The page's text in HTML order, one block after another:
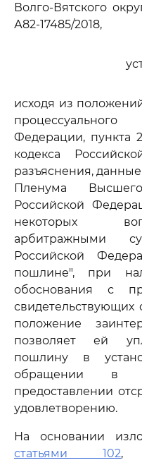
Волго-Вятского
А82-17485/2018,
исходя из
Федерации, пункта
кодекса
разъяснения,
Пленума
Российской
некоторых
арбитражными
Российской
пошлине", при
обоснования с
положение
позволяет ей
пошлину в
обращении в
предоставлении
удовлетворению.
На основании
статьями 102